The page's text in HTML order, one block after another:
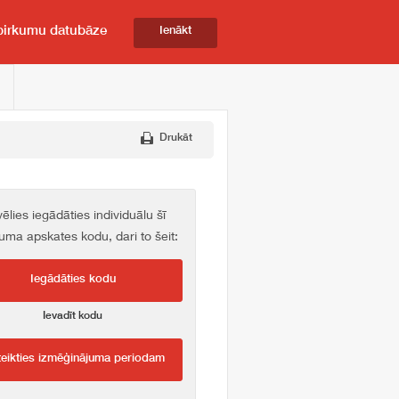
datubāze Ienākt
Drukāt
iegādāties individuālu šī
apskates kodu, dari to šeit:
Iegādāties kodu
Ievadīt kodu
izmēģinājuma periodam